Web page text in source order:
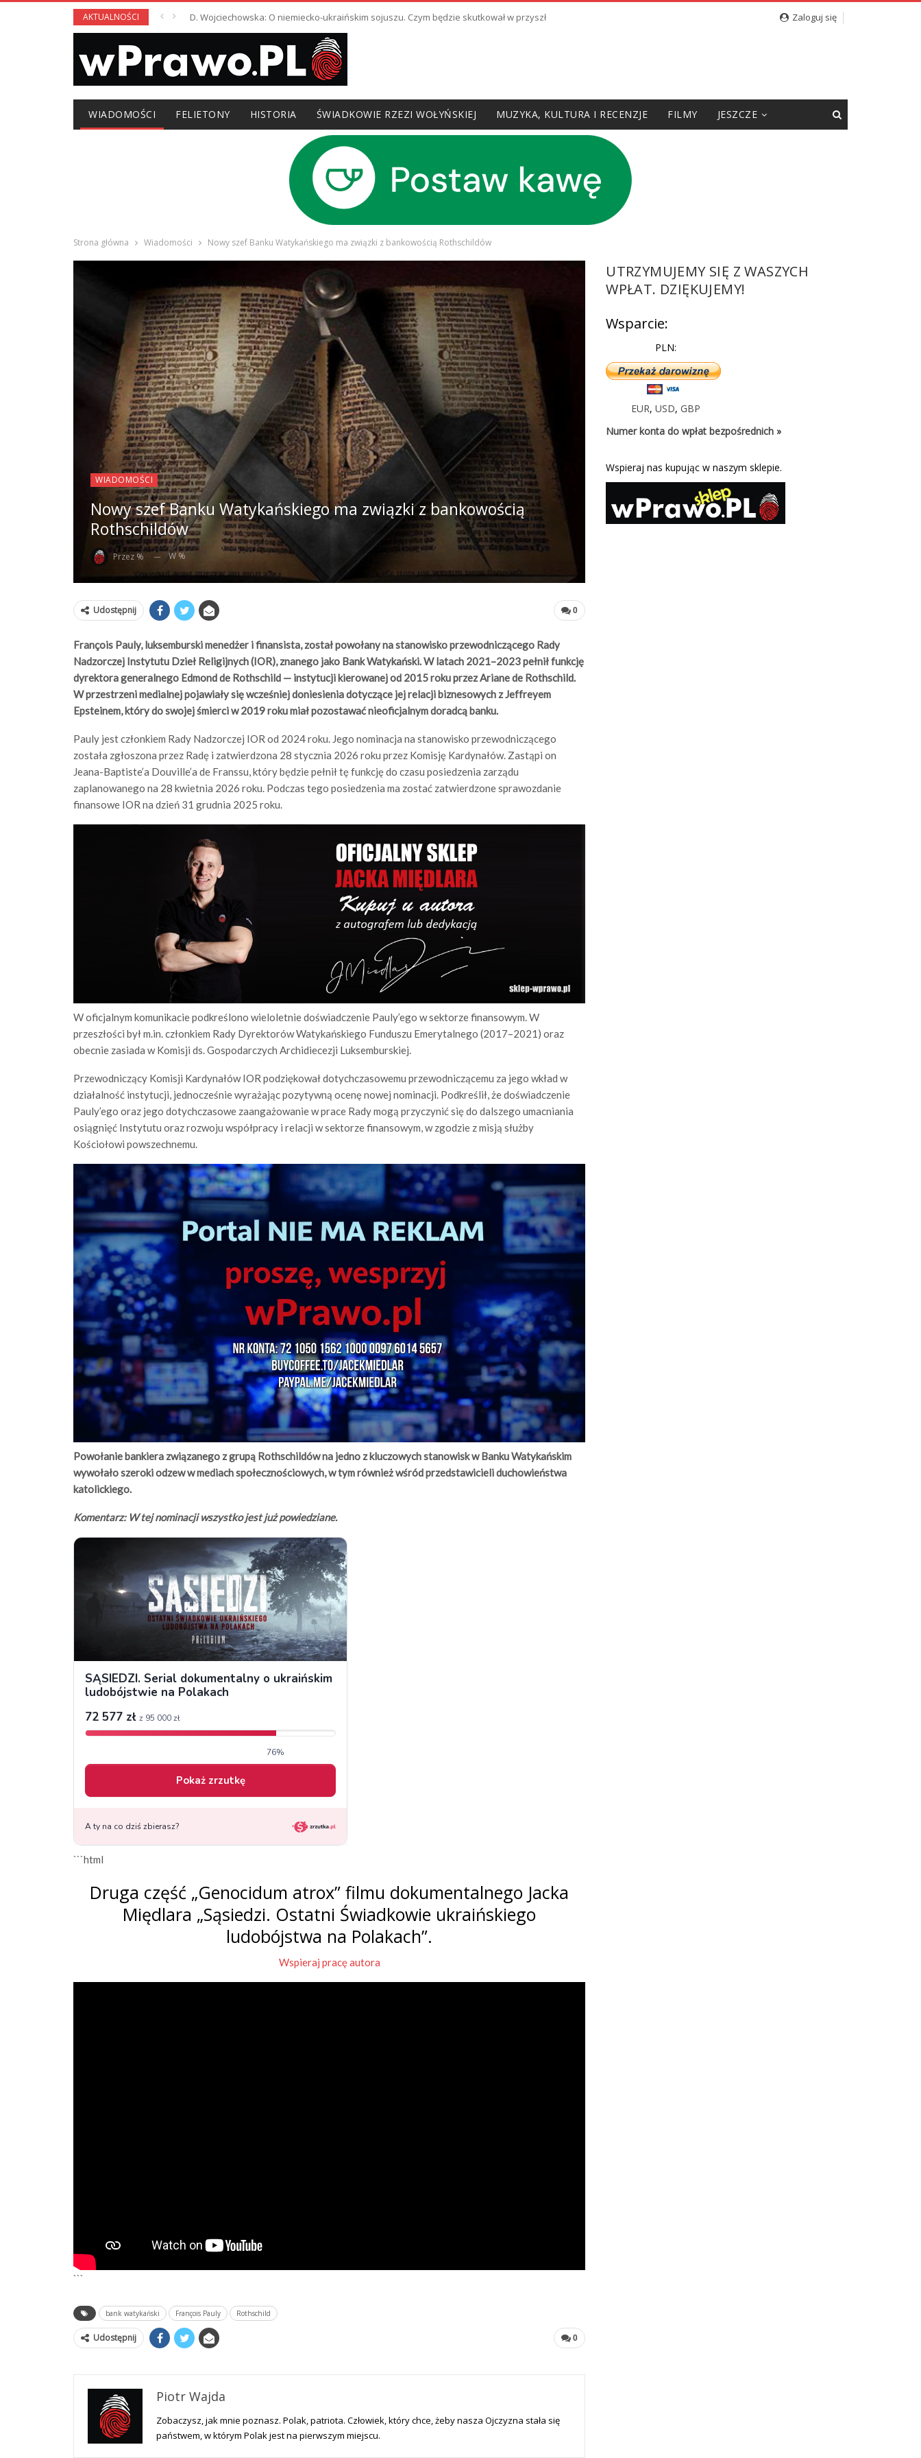
AKTUALNOŚCI D. Wojciechowska: O niemiecko-ukraińskim sojuszu. Czym będzie skutkował w przyszłości? Zaloguj się
WIADOMOŚCI FELIETONY HISTORIA ŚWIADKOWIE RZEZI WOŁYŃSKIEJ MUZYKA, KULTURA I RECENZJE FILMY JESZCZE
Strona główna Wiadomości Nowy szef Banku Watykańskiego ma związki z bankowością Rothschildów
WIADOMOŚCI
Nowy szef Banku Watykańskiego ma związki z bankowością
Rothschildów
Przez % W %
0
Udostępnij
François Pauly, luksemburski menedżer i finansista, został powołany na stanowisko przewodniczącego Rady
Nadzorczej Instytutu Dzieł Religijnych (IOR), znanego jako Bank Watykański. W latach 2021–2023 pełnił funkcję
dyrektora generalnego Edmond de Rothschild — instytucji kierowanej od 2015 roku przez Ariane de Rothschild.
W przestrzeni medialnej pojawiały się wcześniej doniesienia dotyczące jej relacji biznesowych z Jeffreyem
Epsteinem, który do swojej śmierci w 2019 roku miał pozostawać nieoficjalnym doradcą banku.
Pauly jest członkiem Rady Nadzorczej IOR od 2024 roku. Jego nominacja na stanowisko przewodniczącego
została zgłoszona przez Radę i zatwierdzona 28 stycznia 2026 roku przez Komisję Kardynałów. Zastąpi on
Jeana-Baptiste’a Douville’a de Franssu, który będzie pełnił tę funkcję do czasu posiedzenia zarządu
zaplanowanego na 28 kwietnia 2026 roku. Podczas tego posiedzenia ma zostać zatwierdzone sprawozdanie
finansowe IOR na dzień 31 grudnia 2025 roku.
W oficjalnym komunikacie podkreślono wieloletnie doświadczenie Pauly’ego w sektorze finansowym. W
przeszłości był m.in. członkiem Rady Dyrektorów Watykańskiego Funduszu Emerytalnego (2017–2021) oraz
obecnie zasiada w Komisji ds. Gospodarczych Archidiecezji Luksemburskiej.
Przewodniczący Komisji Kardynałów IOR podziękował dotychczasowemu przewodniczącemu za jego wkład w
działalność instytucji, jednocześnie wyrażając pozytywną ocenę nowej nominacji. Podkreślił, że doświadczenie
Pauly’ego oraz jego dotychczasowe zaangażowanie w prace Rady mogą przyczynić się do dalszego umacniania
osiągnięć Instytutu oraz rozwoju współpracy i relacji w sektorze finansowym, w zgodzie z misją służby
Kościołowi powszechnemu.
Powołanie bankiera związanego z grupą Rothschildów na jedno z kluczowych stanowisk w Banku Watykańskim
wywołało szeroki odzew w mediach społecznościowych, w tym również wśród przedstawicieli duchowieństwa
katolickiego.
Komentarz: W tej nominacji wszystko jest już powiedziane.
```html
Druga część „Genocidum atrox” filmu dokumentalnego Jacka
Międlara „Sąsiedzi. Ostatni Świadkowie ukraińskiego
ludobójstwa na Polakach”.
Wspieraj pracę autora
```
bank watykański François Pauly Rothschild
0
Udostępnij
Piotr Wajda
Zobaczysz, jak mnie poznasz. Polak, patriota. Człowiek, który chce, żeby nasza Ojczyzna stała się
państwem, w którym Polak jest na pierwszym miejscu.
UTRZYMUJEMY SIĘ Z WASZYCH
WPŁAT. DZIĘKUJEMY!
Wsparcie:
PLN:
EUR,USD,GBP
Numer konta do wpłat bezpośrednich »
Wspieraj nas kupując w naszym sklepie.